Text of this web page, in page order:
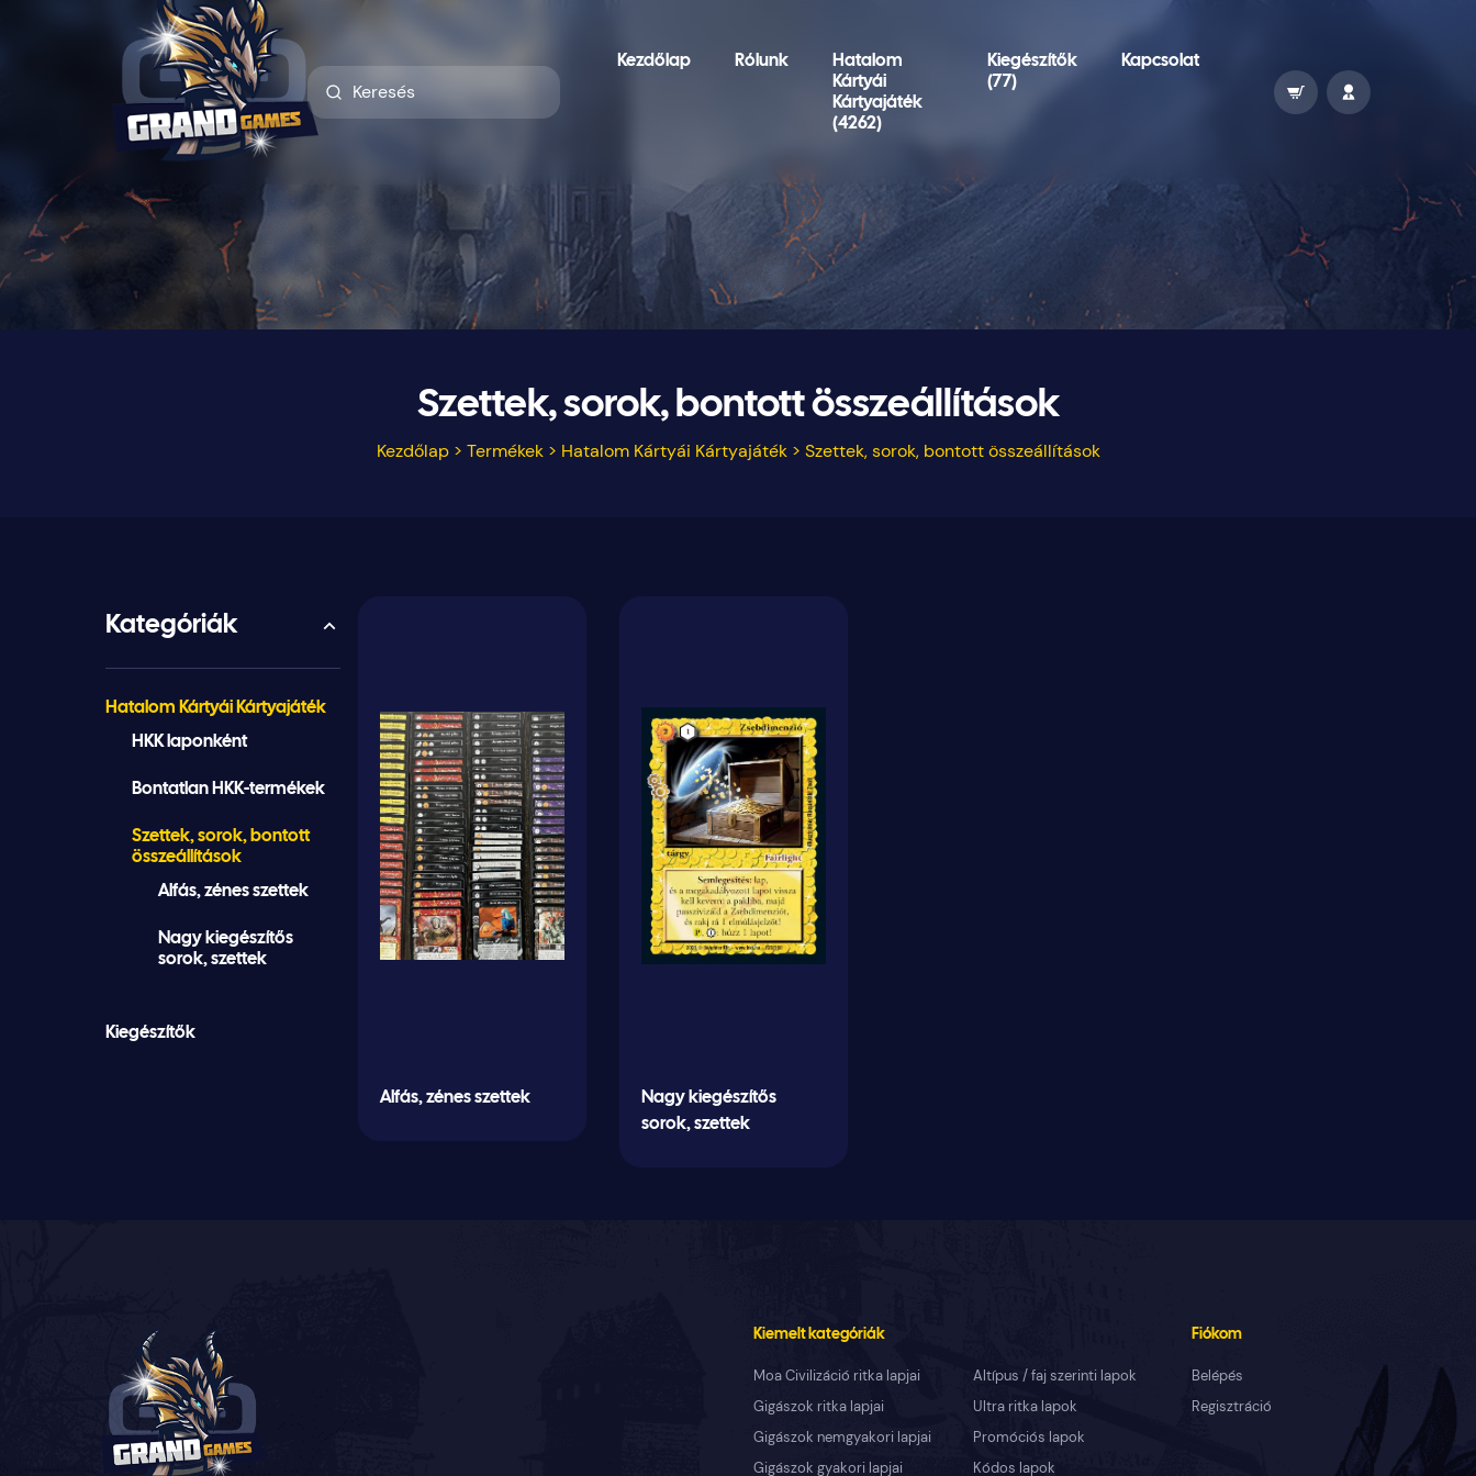
Kezdőlap Rólunk
Hatalom
Kártyái
Kártyajáték
(4262)
Kiegészítők
(77)
Kapcsolat
Szettek, sorok, bontott összeállítások
Kezdőlap > Termékek > Hatalom Kártyái Kártyajáték > Szettek, sorok, bontott összeállítások
Kategóriák
Hatalom Kártyái Kártyajáték
HKK laponként
Bontatlan HKK-termékek
Szettek, sorok, bontott
összeállítások
Alfás, zénes szettek
Nagy kiegészítős
sorok, szettek
Kiegészítők
Alfás, zénes szettek
Nagy kiegészítős
sorok, szettek
Kiemelt kategóriák
Moa Civilizáció ritka lapjai
Gigászok ritka lapjai
Gigászok nemgyakori lapjai
Gigászok gyakori lapjai
Altípus / faj szerinti lapok
Ultra ritka lapok
Promóciós lapok
Kódos lapok
Fiókom
Belépés
Regisztráció